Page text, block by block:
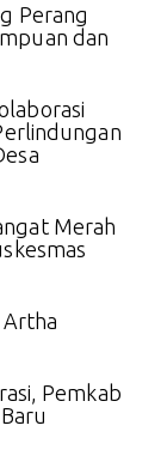
Perang
dan
Merah
Artha
Pemkab